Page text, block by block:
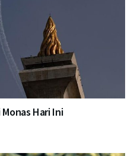
Hari Ini